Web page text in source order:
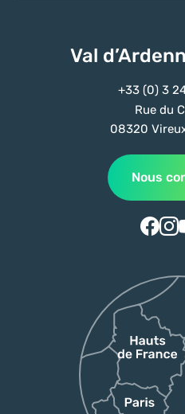
Val
+33 (0) 3
Rue du
08320
Nous